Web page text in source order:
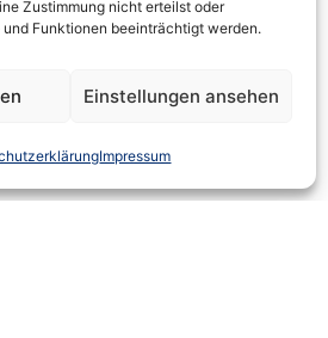
Zustimmung nicht erteilst oder
Funktionen beeinträchtigt werden.
Einstellungen ansehen
Impressum
werden,